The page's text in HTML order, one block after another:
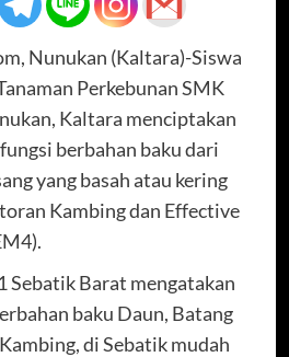
Nunukan (Kaltara)-Siswa
Perkebunan SMK
Kaltara menciptakan
berbahan baku dari
yang basah atau kering
Kambing dan Effective
Sebatik Barat mengatakan
baku Daun, Batang
di Sebatik mudah